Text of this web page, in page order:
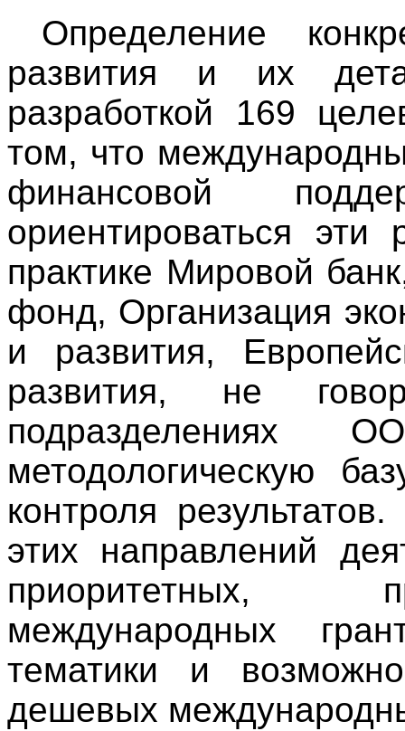
Определение
развития и их
разработкой 169
том, что
финансовой
ориентироваться
практике Мировой
фонд, Организация
и развития,
развития, не
подразделениях
методологическую
контроля
этих направлений
приоритетных,
международных
тематики и
дешевых